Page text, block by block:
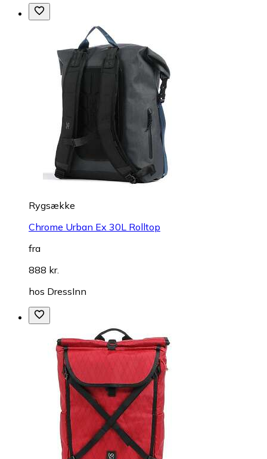
Rygsække
Chrome Urban Ex 30L Rolltop
fra
888 kr.
hos DressInn